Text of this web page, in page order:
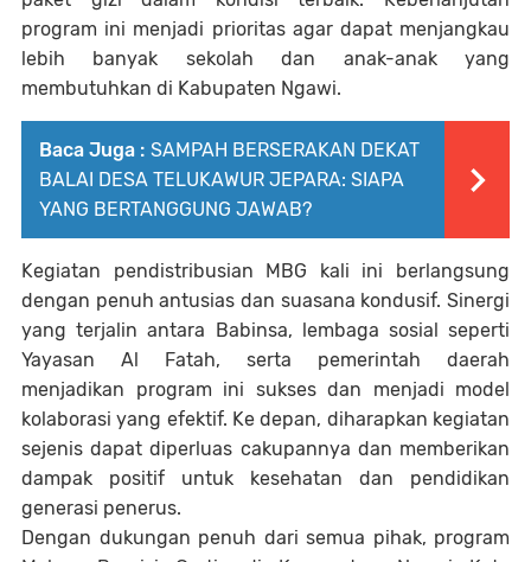
program ini menjadi prioritas agar dapat menjangkau
lebih banyak sekolah dan anak-anak yang
membutuhkan di Kabupaten Ngawi.
Baca Juga : SAMPAH BERSERAKAN DEKAT
BALAI DESA TELUKAWUR JEPARA: SIAPA
YANG BERTANGGUNG JAWAB?
Kegiatan pendistribusian MBG kali ini berlangsung
dengan penuh antusias dan suasana kondusif. Sinergi
yang terjalin antara Babinsa, lembaga sosial seperti
Yayasan Al Fatah, serta pemerintah daerah
menjadikan program ini sukses dan menjadi model
kolaborasi yang efektif. Ke depan, diharapkan kegiatan
sejenis dapat diperluas cakupannya dan memberikan
dampak positif untuk kesehatan dan pendidikan
generasi penerus.
Dengan dukungan penuh dari semua pihak, program